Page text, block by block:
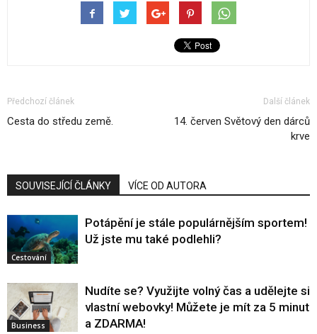
Předchozí článek
Cesta do středu země.
Další článek
14. červen Světový den dárců
krve
SOUVISEJÍCÍ ČLÁNKY VÍCE OD AUTORA
Cestování
Potápění je stále populárnějším sportem!
Už jste mu také podlehli?
Business
Nudíte se? Využijte volný čas a udělejte si
vlastní webovky! Můžete je mít za 5 minut
a ZDARMA!